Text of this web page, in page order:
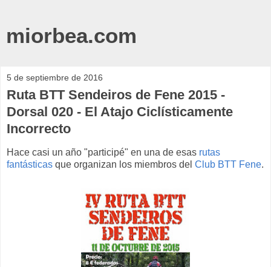
miorbea.com
5 de septiembre de 2016
Ruta BTT Sendeiros de Fene 2015 -
Dorsal 020 - El Atajo Ciclísticamente
Incorrecto
Hace casi un año "participé" en una de esas rutas
fantásticas que organizan los miembros del Club BTT Fene.